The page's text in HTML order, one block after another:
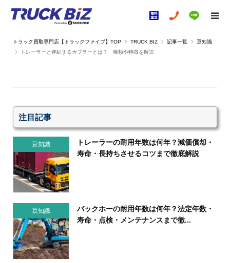
TRUCK BIZ 記事一覧
豆知識
トレーラーと連結するカプラーとは？ 種類や特徴を解説
注目記事
豆知識
トレーラーの耐用年数は何年？減価償却・
寿命・長持ちさせるコツまで徹底解説
豆知識
バックホーの耐用年数は何年？法定年数・
寿命・点検・メンテナンスまで徹...